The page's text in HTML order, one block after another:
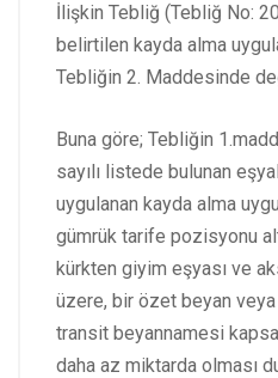
İlişkin Tebliğ (Tebliğ No:
belirtilen kayda alma
Tebliğin 2. Maddesinde
Buna göre; Tebliğin
sayılı listede bulunan
uygulanan kayda alma
gümrük tarife pozisyonu
kürkten giyim eşyası ve
üzere, bir özet beyan
transit beyannamesi
daha az miktarda olması